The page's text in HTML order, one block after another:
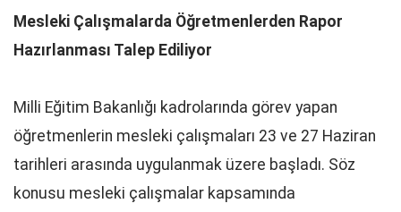
Mesleki Çalışmalarda Öğretmenlerden Rapor
Hazırlanması Talep Ediliyor
Milli Eğitim Bakanlığı kadrolarında görev yapan
öğretmenlerin mesleki çalışmaları 23 ve 27 Haziran
tarihleri arasında uygulanmak üzere başladı. Söz
konusu mesleki çalışmalar kapsamında